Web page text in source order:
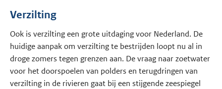
Verzilting
Ook is verzilting een grote uitdaging voor Nederland. De
huidige aanpak om verzilting te bestrijden loopt nu al in
droge zomers tegen grenzen aan. De vraag naar zoetwater
voor het doorspoelen van polders en terugdringen van
verzilting in de rivieren gaat bij een stijgende zeespiegel